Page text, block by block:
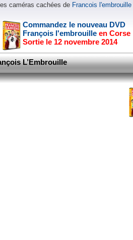
caméras cachées de Francois l'embrouille
Commandez le nouveau DVD
François l'embrouille en Corse
Sortie le 12 novembre 2014
L’Embrouille